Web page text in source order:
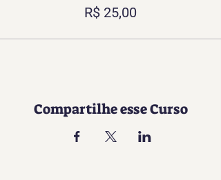
R$ 25,00
Compartilhe esse Curso